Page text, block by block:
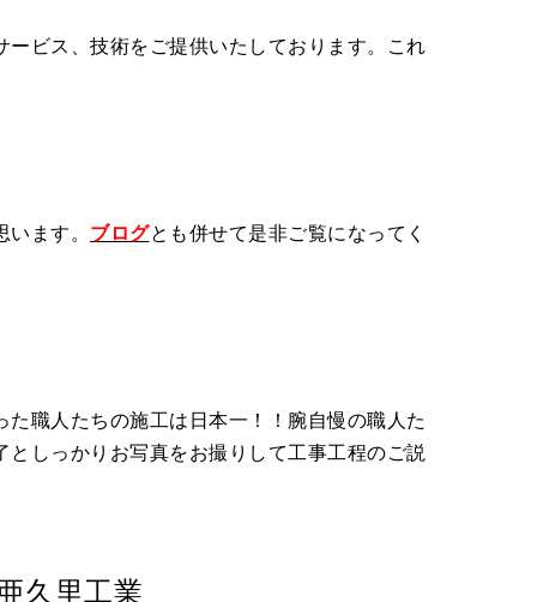
ビス、技術をご提供いたしております。これ
ます。 ブログとも併せて是非ご覧になってく
職人たちの施工は日本一！！腕自慢の職人た
しっかりお写真をお撮りして工事工程のご説
久里工業